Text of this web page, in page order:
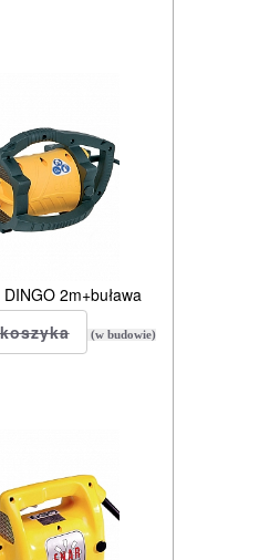
2m+buława
(w budowie)